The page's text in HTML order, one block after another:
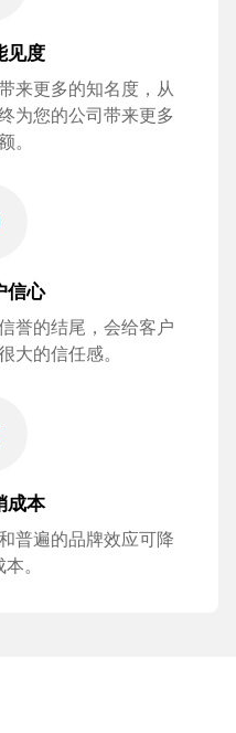
见度
来更多的知名度，从
为您的公司带来更多
。
信心
誉的结尾，会给客户
大的信任感。
成本
普遍的品牌效应可降
。